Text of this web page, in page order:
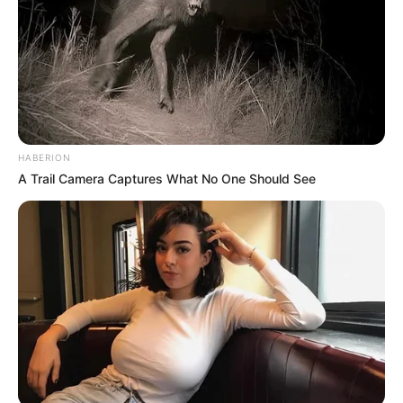
Όλα τα κείμενα και οι εικόνες είναι πνευματική ιδιοκτησία του
ΝΙΚΟΛΑΟΣ ΑΝΑΞΙΜΑΝΔΡΟΣ. Aπαγορεύεται η αναπαραγωγή, η
αναδημοσίευση και η τροποποίησή τους χωρίς προηγούμενη
γραπτή άδεια του δημιουργού τους. Με επιφύλαξη κάθε νόμιμου
HABERION
A Trail Camera Captures What No One Should See